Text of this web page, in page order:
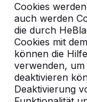
Cookies
auch werden
die durch
Cookies mit
können die
verwenden,
deaktivieren
Deaktivierung
Häufig
Hier finden Sie
werden. Ihre